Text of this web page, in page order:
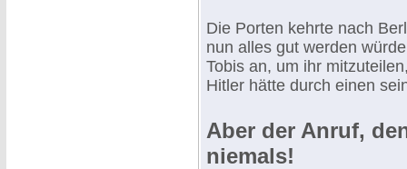
Die Porten kehrte nach
nun alles gut werden
Tobis an, um ihr
Hitler hätte durch einen
Aber der Anruf,
niemals!